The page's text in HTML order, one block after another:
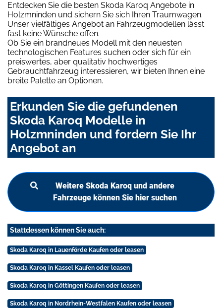
Entdecken Sie die besten Skoda Karoq Angebote in
Holzmninden und sichern Sie sich Ihren Traumwagen.
Unser vielfältiges Angebot an Fahrzeugmodellen lässt
fast keine Wünsche offen.
Ob Sie ein brandneues Modell mit den neuesten
technologischen Features suchen oder sich für ein
preiswertes, aber qualitativ hochwertiges
Gebrauchtfahrzeug interessieren, wir bieten Ihnen eine
breite Palette an Optionen.
Erkunden Sie die gefundenen
Skoda Karoq Modelle in
Holzmninden und fordern Sie Ihr
Angebot an
Weitere Skoda Karoq und andere
Fahrzeuge können Sie hier suchen
Stattdessen können Sie auch:
Skoda Karoq in Lauenförde Kaufen oder leasen
Skoda Karoq in Kassel Kaufen oder leasen
Skoda Karoq in Göttingen Kaufen oder leasen
Skoda Karoq in Nordrhein-Westfalen Kaufen oder leasen